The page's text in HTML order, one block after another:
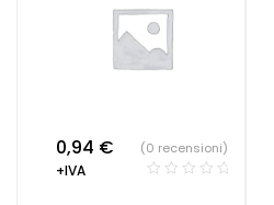
0,94 €
+IVA
(0 recensioni)